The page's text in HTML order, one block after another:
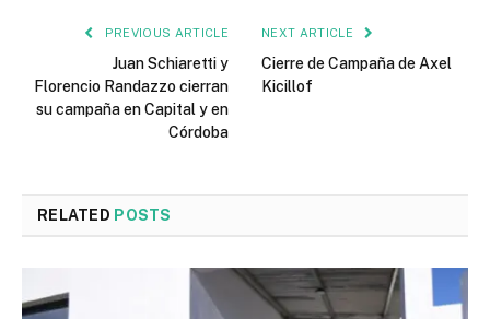
PREVIOUS ARTICLE
Juan Schiaretti y
Florencio Randazzo cierran
su campaña en Capital y en
Córdoba
NEXT ARTICLE
Cierre de Campaña de Axel
Kicillof
RELATED POSTS